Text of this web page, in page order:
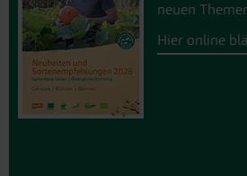
neuen
Hier online